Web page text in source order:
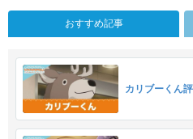
おすすめ記事
カリブーくん